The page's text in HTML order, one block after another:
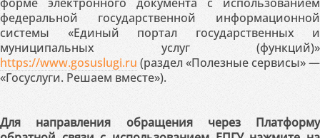
федеральной государственной информационной
системы «Единый портал государственных и
муниципальных услуг (функций)»
https://www.gosuslugi.ru (раздел «Полезные сервисы» —
«Госуслуги. Решаем вместе»).
Для направления обращения через Платформу